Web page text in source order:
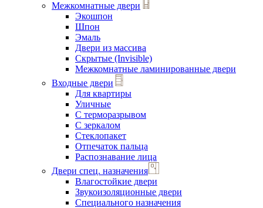
Межкомнатные двери
Экошпон
Шпон
Эмаль
Двери из массива
Скрытые (Invisible)
Межкомнатные ламинированные двери
Входные двери
Для квартиры
Уличные
С терморазрывом
С зеркалом
Стеклопакет
Отпечаток пальца
Распознавание лица
Двери спец. назначения
Влагостойкие двери
Звукоизоляционные двери
Специального назначения